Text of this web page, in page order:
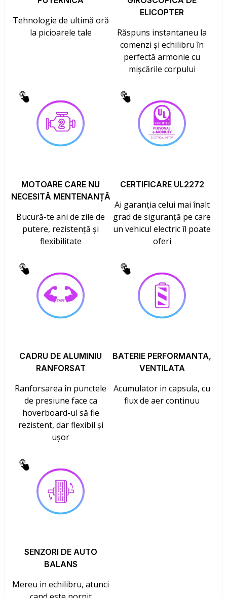
Tehnologie de ultimă oră
la picioarele tale
ELICOPTER
Răspuns instantaneu la
comenzi și echilibru în
perfectă armonie cu
mișcările corpului
MOTOARE CARE NU
NECESITĂ MENTENANȚĂ
Bucură-te ani de zile de
putere, rezistență și
flexibilitate
CERTIFICARE UL2272
Ai garanția celui mai înalt
grad de siguranță pe care
un vehicul electric îl poate
oferi
CADRU DE ALUMINIU
RANFORSAT
Ranforsarea în punctele
de presiune face ca
hoverboard-ul să fie
rezistent, dar flexibil și
ușor
BATERIE PERFORMANTA,
VENTILATA
Acumulator in capsula, cu
flux de aer continuu
SENZORI DE AUTO
BALANS
Mereu in echilibru, atunci